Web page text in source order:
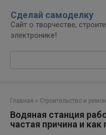
контенту
Сделай самоделку
Сайт о творчестве,
электронике!
Главная » Строительство и
Водяная станция
частая причина и как